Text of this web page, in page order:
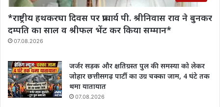
*राष्ट्रीय हथकरघा दिवस पर प्राचार्य पी. श्रीनिवास राव‌ ने बुनकर
दम्पति का साल व श्रीफल भेंट कर किया सम्मान*
07.08.2026
जर्जर सड़क और क्षतिग्रस्त पुल की समस्या को लेकर
जोहार छत्तीसगढ़ पार्टी का उग्र चक्का जाम, 4 घंटे तक
थमा यातायात
07.08.2026